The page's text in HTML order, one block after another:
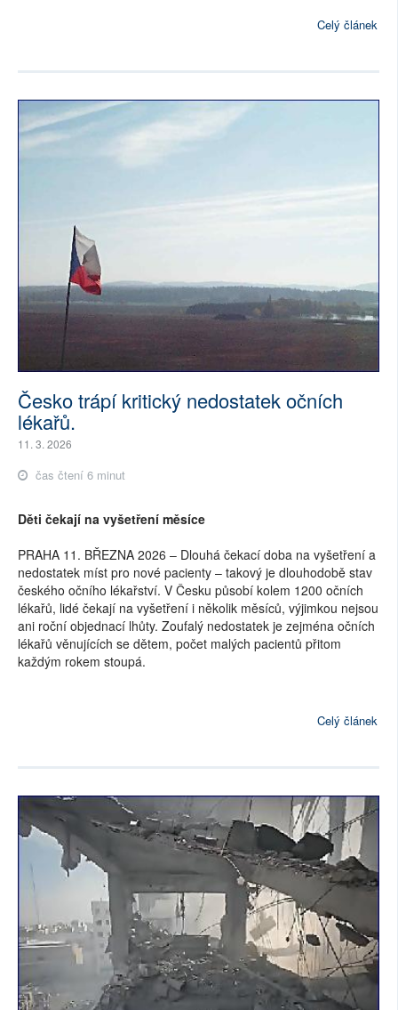
Celý článek
Česko trápí kritický nedostatek očních
lékařů.
11. 3. 2026
čas čtení 6 minut
Děti čekají na vyšetření měsíce
PRAHA 11. BŘEZNA 2026 – Dlouhá čekací doba na vyšetření a
nedostatek míst pro nové pacienty – takový je dlouhodobě stav
českého očního lékařství. V Česku působí kolem 1200 očních
lékařů, lidé čekají na vyšetření i několik měsíců, výjimkou nejsou
ani roční objednací lhůty. Zoufalý nedostatek je zejména očních
lékařů věnujících se dětem, počet malých pacientů přitom
každým rokem stoupá.
Celý článek